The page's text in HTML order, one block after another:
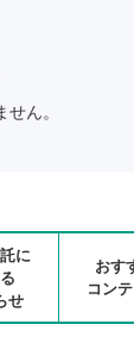
ん。
に
せ
おす
コン